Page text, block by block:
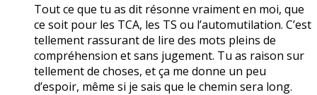
Tout ce que tu as dit résonne vraiment en moi, que
ce soit pour les TCA, les TS ou l’automutilation. C’est
tellement rassurant de lire des mots pleins de
compréhension et sans jugement. Tu as raison sur
tellement de choses, et ça me donne un peu
d’espoir, même si je sais que le chemin sera long.